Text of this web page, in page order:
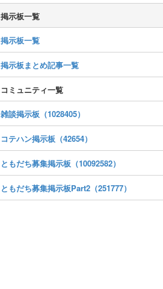
掲示板一覧
掲示板一覧
掲示板まとめ記事一覧
コミュニティ一覧
雑談掲示板（1028405）
コテハン掲示板（42654）
ともだち募集掲示板（10092582）
ともだち募集掲示板Part2（251777）